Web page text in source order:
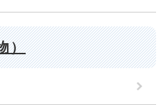
）